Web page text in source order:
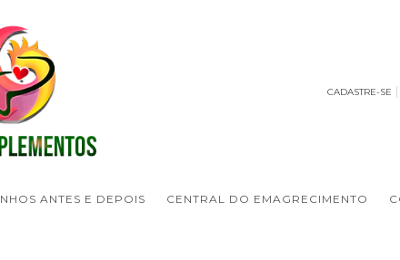
CADASTRE-SE
ANTES E DEPOIS CENTRAL DO EMAGRECIMENTO